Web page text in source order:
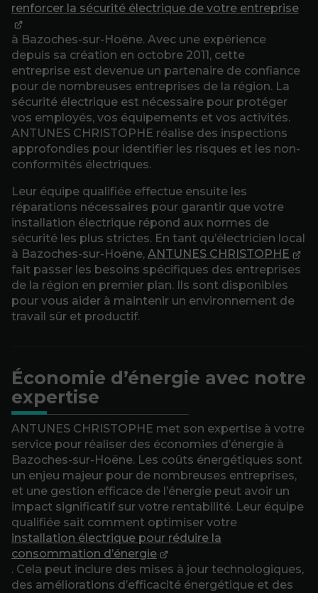
renforcer la sécurité électrique de votre entreprise
à Bazoches-sur-Hoëne. Avec une expérience
depuis sa création en octobre 2011, cette
entreprise est devenue un partenaire de confiance
pour de nombreuses entreprises de la région. La
sécurité électrique est nécessaire pour protéger
vos employés, vos équipements et vos activités.
ANTUNES CHRISTOPHE réalise des inspections
approfondies pour identifier les risques et les non-
conformités électriques.
Leur équipe qualifiée effectue ensuite les
réparations nécessaires pour garantir que votre
installation électrique répond aux normes de
sécurité les plus strictes. En tant qu’électricien local
à Bazoches-sur-Hoëne, ANTUNES CHRISTOPHE
fait passer les besoins spécifiques des entreprises
de la région en premier plan. Ils sont disponibles
pour vous aider à maintenir un environnement de
travail sûr et productif.
Économie d’énergie avec notre
expertise
ANTUNES CHRISTOPHE met son expertise à votre
service pour réaliser des économies d’énergie à
Bazoches-sur-Hoëne. Les coûts énergétiques sont
un enjeu majeur pour de nombreuses entreprises,
et une gestion efficace de l’énergie peut avoir un
impact significatif sur votre rentabilité. Leur équipe
qualifiée sait comment optimiser votre
installation électrique pour réduire la
consommation d’énergie
. Cela peut inclure des mises à jour technologiques,
des améliorations d’efficacité énergétique et des